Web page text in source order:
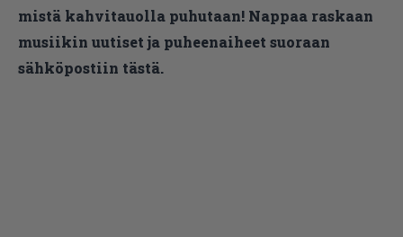
mistä kahvitauolla puhutaan! Nappaa raskaan
musiikin uutiset ja puheenaiheet suoraan
sähköpostiin tästä.